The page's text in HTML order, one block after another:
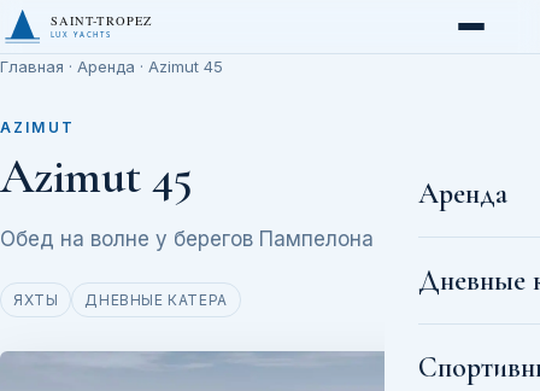
SAINT-TROPEZ
LUX YACHTS
Аренда
Дневные
Главная · Аренда · Azimut 45
AZIMUT
Azimut 45
Обед на волне у берегов Пампелона
ЯХТЫ ДНЕВНЫЕ КАТЕРА